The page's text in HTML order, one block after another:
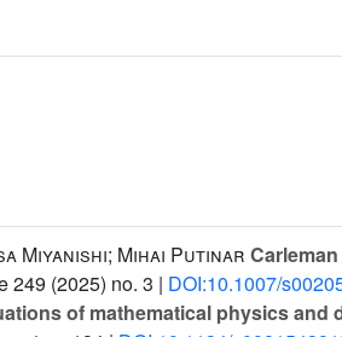
Miyanishi; Mihai Putinar
249 (2025) no. 3 | DOI:10.1007/
of mathematical physics